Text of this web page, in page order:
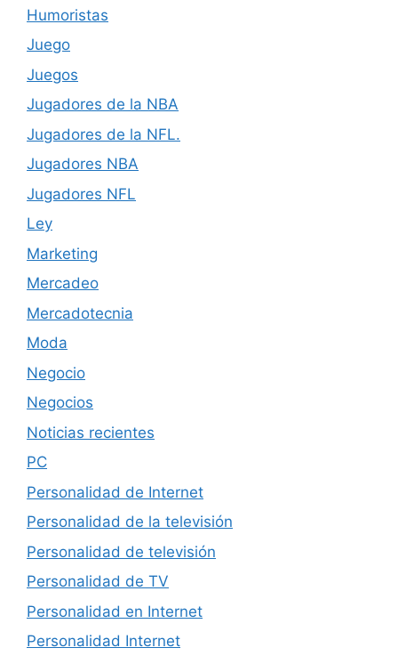
Humoristas
Juego
Juegos
Jugadores de la NBA
Jugadores de la NFL.
Jugadores NBA
Jugadores NFL
Ley
Marketing
Mercadeo
Mercadotecnia
Moda
Negocio
Negocios
Noticias recientes
PC
Personalidad de Internet
Personalidad de la televisión
Personalidad de televisión
Personalidad de TV
Personalidad en Internet
Personalidad Internet